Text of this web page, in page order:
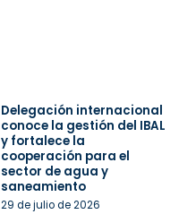
Delegación internacional
conoce la gestión del IBAL
y fortalece la
cooperación para el
sector de agua y
saneamiento
29 de julio de 2026